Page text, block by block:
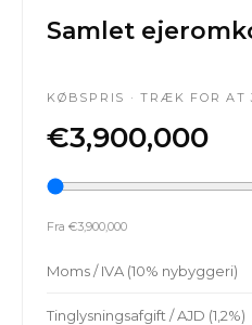
Samlet
KØBSPRIS · TRÆK FOR AT
€3,900,000
Fra €3,900,000
Moms / IVA (10% nybyggeri)
Tinglysningsafgift / AJD (1,2%)